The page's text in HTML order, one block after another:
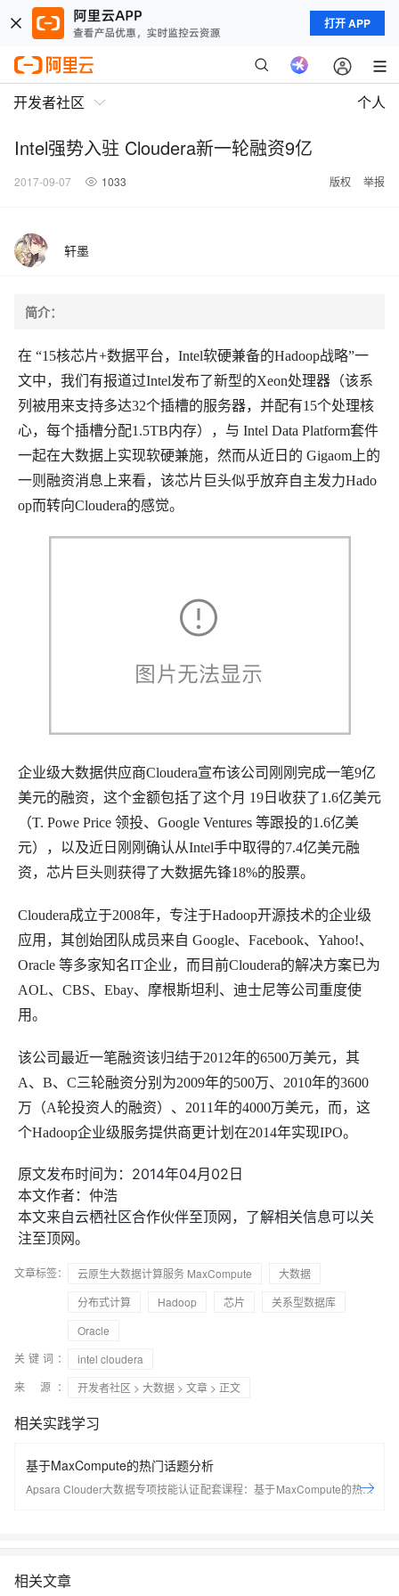
打开 APP
开发者社区 个人
Intel强势入驻 Cloudera新一轮融资9亿
2017-09-07 1033 版权 举报
轩墨
简介：
在 “15核芯片+数据平台，Intel软硬兼备的Hadoop战略”一
文中，我们有报道过Intel发布了新型的Xeon处理器（该系
列被用来支持多达32个插槽的服务器，并配有15个处理核
心，每个插槽分配1.5TB内存），与 Intel Data Platform套件
一起在大数据上实现软硬兼施，然而从近日的 Gigaom上的
一则融资消息上来看，该芯片巨头似乎放弃自主发力Hado
op而转向Cloudera的感觉。
企业级大数据供应商Cloudera宣布该公司刚刚完成一笔9亿
美元的融资，这个金额包括了这个月 19日收获了1.6亿美元
（T. Powe Price 领投、Google Ventures 等跟投的1.6亿美
元），以及近日刚刚确认从Intel手中取得的7.4亿美元融
资，芯片巨头则获得了大数据先锋18%的股票。
Cloudera成立于2008年，专注于Hadoop开源技术的企业级
应用，其创始团队成员来自 Google、Facebook、Yahoo!、
Oracle 等多家知名IT企业，而目前Cloudera的解决方案已为
AOL、CBS、Ebay、摩根斯坦利、迪士尼等公司重度使
用。
该公司最近一笔融资该归结于2012年的6500万美元，其
A、B、C三轮融资分别为2009年的500万、2010年的3600
万（A轮投资人的融资）、2011年的4000万美元，而，这
个Hadoop企业级服务提供商更计划在2014年实现IPO。
原文发布时间为：2014年04月02日
本文作者：仲浩
本文来自云栖社区合作伙伴至顶网，了解相关信息可以关
注至顶网。
文章标签： 云原生大数据计算服务 MaxCompute
大数据
分布式计算
Hadoop 芯片
关系型数据库
Oracle
关键词：
intel cloudera
来 源：
开发者社区 > 大数据 > 文章 > 正文
相关实践学习
基于MaxCompute的热门话题分析
Apsara Clouder大数据专项技能认证配套课程：基于MaxCompute的热门
相关文章